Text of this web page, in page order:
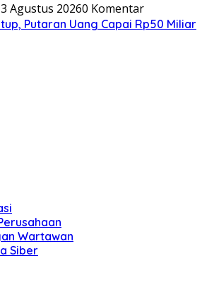
3 Agustus 20260 Komentar
Putaran Uang Capai Rp50 Miliar
Wartawan
Siber